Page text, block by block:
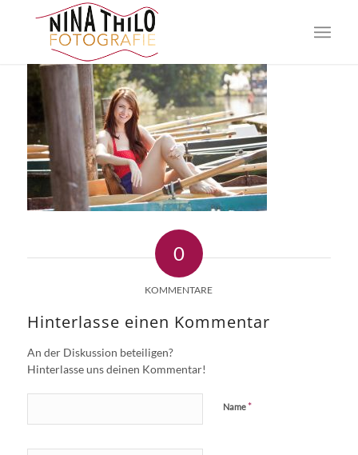
0
KOMMENTARE
Hinterlasse einen Kommentar
An der Diskussion beteiligen?
Hinterlasse uns deinen Kommentar!
Name*